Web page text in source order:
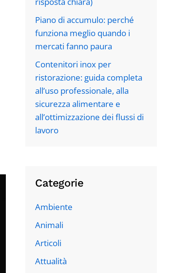
Piano di accumulo: perché
funziona meglio quando i
mercati fanno paura
Contenitori inox per
ristorazione: guida completa
all’uso professionale, alla
sicurezza alimentare e
all’ottimizzazione dei flussi di
lavoro
Categorie
Ambiente
Animali
Articoli
Attualità